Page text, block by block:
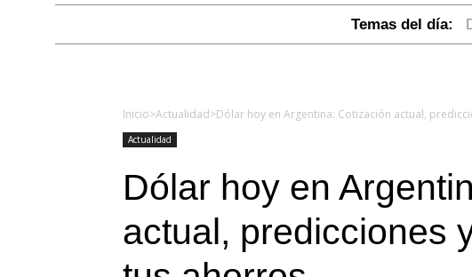
Temas del día:
Inicio>Actualidad>
Actualidad
Dólar hoy en
actual, predicciones